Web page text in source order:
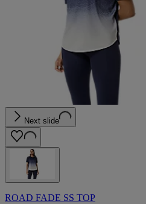
Next slide
ROAD FADE SS TOP